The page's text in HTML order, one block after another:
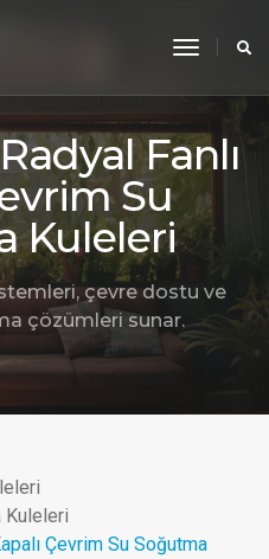
toggle
Fanlı
Su
Kuleleri
çevre dostu ve
çözümleri sunar.
Kuleleri
Çevrim Su Soğutma